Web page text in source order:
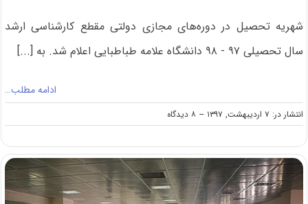
شهریه تحصیل در دوره‌های مجازی دولتی مقطع کارشناسی ارشد
سال تحصیلی ۹۷ - ۹۸ دانشگاه علامه طباطبایی اعلام شد. به [...]
ادامه مطلب…
انتشار در: ۷ اردیبهشت, ۱۳۹۷ -- ۸ دیدگاه
on
اعلام
دوره‌های
مجازی
کارشناسی
ارشد